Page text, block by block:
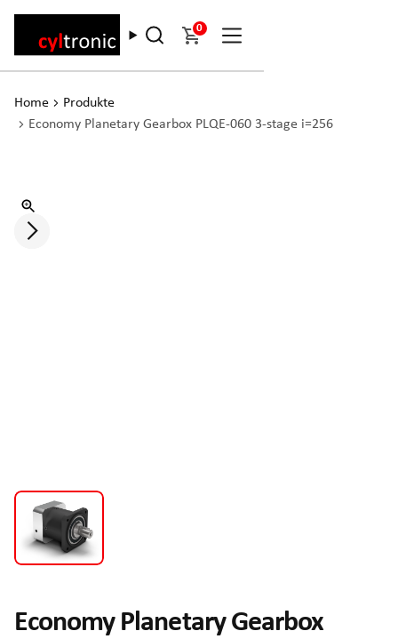
0
Home
Produkte
Economy Planetary Gearbox PLQE-060 3-stage i=256
Economy Planetary Gearbox